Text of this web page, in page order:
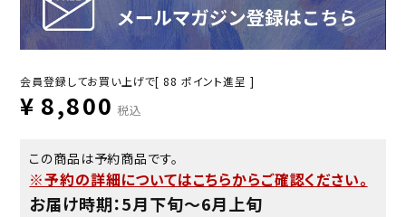
会員登録してお買い上げで[ 88 ポイント進呈 ]
¥ 8,800 税込
この商品は予約商品です。
※予約の詳細についてはこちらからご確認ください。
お届け時期：5月下旬〜6月上旬